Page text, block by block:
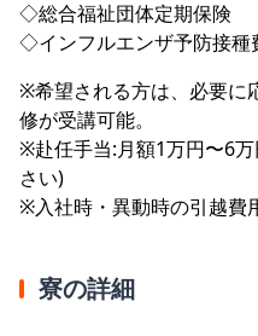
◇総合福祉団体定期保険
◇インフルエンザ予防接種
※希望される方は、必要に
修が受講可能。
※赴任手当:月額1万円〜6
さい)
※入社時・異動時の引越費
寮の詳細